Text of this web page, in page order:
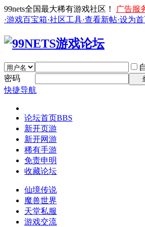
99nets全国最大稀有游戏社区！
广告服
·游戏百宝箱·社区工具·查看新帖·设为
密码
快捷导航
论坛首页BBS
新开页游
新开网游
稀有手游
免责申明
收藏论坛
仙境传说
魔兽世界
天堂私服
游戏交流